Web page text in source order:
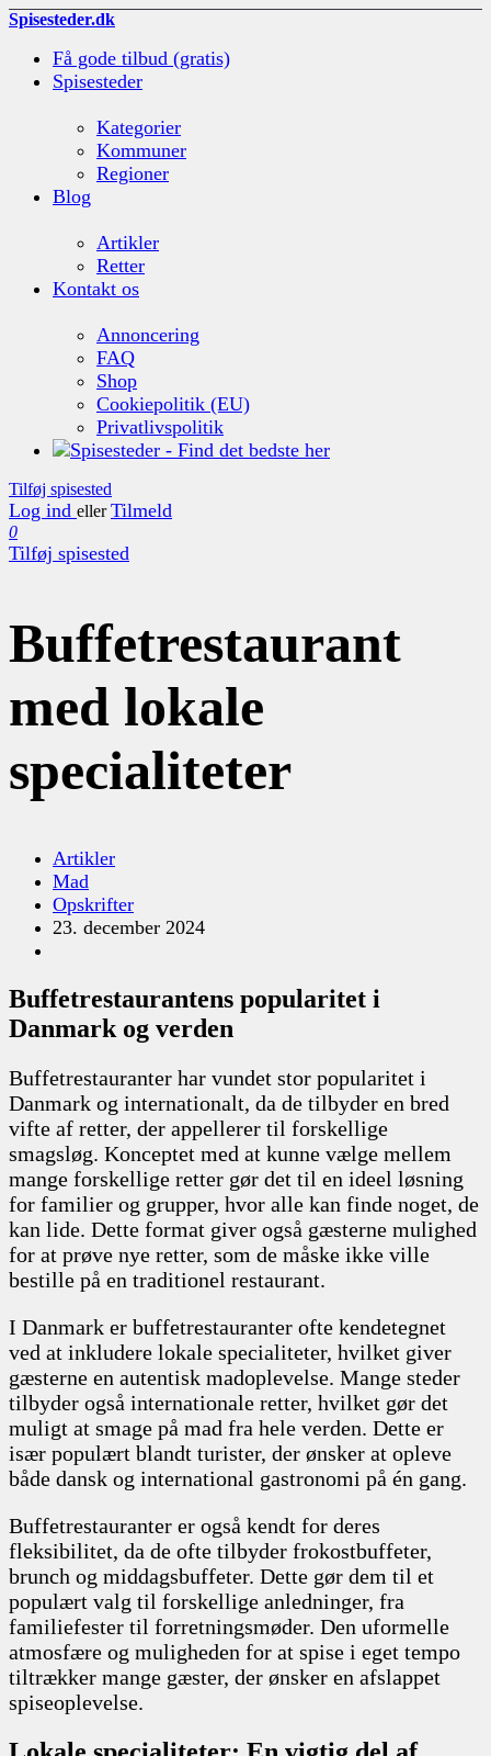
Spisesteder.dk
Få gode tilbud (gratis)
Spisesteder
Kategorier
Kommuner
Regioner
Blog
Artikler
Retter
Kontakt os
Annoncering
FAQ
Shop
Cookiepolitik (EU)
Privatlivspolitik
Tilføj spisested
Log ind eller Tilmeld
0
Tilføj spisested
Buffetrestaurant
med lokale
specialiteter
Artikler
Mad
Opskrifter
23. december 2024
Buffetrestaurantens popularitet i
Danmark og verden
Buffetrestauranter har vundet stor popularitet i
Danmark og internationalt, da de tilbyder en bred
vifte af retter, der appellerer til forskellige
smagsløg. Konceptet med at kunne vælge mellem
mange forskellige retter gør det til en ideel løsning
for familier og grupper, hvor alle kan finde noget, de
kan lide. Dette format giver også gæsterne mulighed
for at prøve nye retter, som de måske ikke ville
bestille på en traditionel restaurant.
I Danmark er buffetrestauranter ofte kendetegnet
ved at inkludere lokale specialiteter, hvilket giver
gæsterne en autentisk madoplevelse. Mange steder
tilbyder også internationale retter, hvilket gør det
muligt at smage på mad fra hele verden. Dette er
især populært blandt turister, der ønsker at opleve
både dansk og international gastronomi på én gang.
Buffetrestauranter er også kendt for deres
fleksibilitet, da de ofte tilbyder frokostbuffeter,
brunch og middagsbuffeter. Dette gør dem til et
populært valg til forskellige anledninger, fra
familiefester til forretningsmøder. Den uformelle
atmosfære og muligheden for at spise i eget tempo
tiltrækker mange gæster, der ønsker en afslappet
spiseoplevelse.